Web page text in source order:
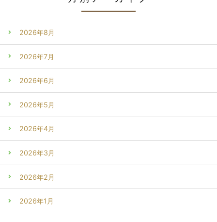
2026年8月
2026年7月
2026年6月
2026年5月
2026年4月
2026年3月
2026年2月
2026年1月